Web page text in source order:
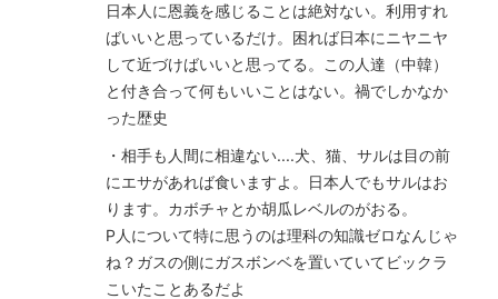
日本人に恩義を感じることは絶対ない。利用すれ
ばいいと思っているだけ。困れば日本にニヤニヤ
して近づけばいいと思ってる。この人達（中韓）
と付き合って何もいいことはない。禍でしかなか
った歴史
・相手も人間に相違ない....犬、猫、サルは目の前
にエサがあれば食いますよ。日本人でもサルはお
ります。カボチャとか胡瓜レベルのがおる。
P人について特に思うのは理科の知識ゼロなんじゃ
ね？ガスの側にガスボンベを置いていてビックラ
こいたことあるだよ